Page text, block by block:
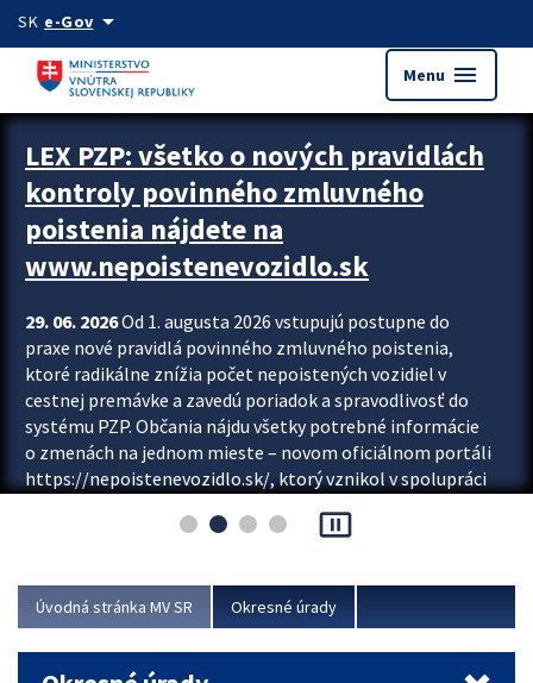
Preskocit na hlavný obsah
SK e-Govarrow_drop_down
Menu menu
Zastavit automatický posun upútavok
LEX PZP: všetko o nových pravidlách
kontroly povinného zmluvného
poistenia nájdete na
www.nepoistenevozidlo.sk
29. 06. 2026Od 1. augusta 2026 vstupujú postupne do
praxe nové pravidlá povinného zmluvného poistenia,
ktoré radikálne znížia počet nepoistených vozidiel v
cestnej premávke a zavedú poriadok a spravodlivosť do
systému PZP. Občania nájdu všetky potrebné informácie
o zmenách na jednom mieste – novom oficiálnom portáli
https://nepoistenevozidlo.sk/, ktorý vznikol v spolupráci
asociácie poisťovní (SLASPO) a Ministerstva vnútra SR.
Viac
pause_presentation
Úvodná stránka MV SR Okresné úrady